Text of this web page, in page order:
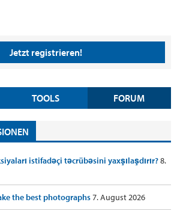
Jetzt registrieren!
TOOLS FORUM
istifadəçi təcrübəsini yaxşılaşdırır?8.
the best photographs7. August 2026